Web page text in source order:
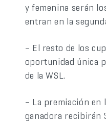
y femenina serán
entran en la
– El resto de los
oportunidad única
de la WSL.
– La premiación en
ganadora recibirán